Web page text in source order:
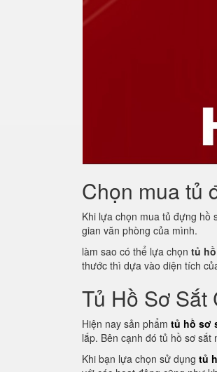
Chọn mua tủ
Khi lựa chọn mua tủ đựng hồ
gian văn phòng của mình.
làm sao có thể lựa chọn tủ
thước thì dựa vào diện tích
Tủ Hồ Sơ Sắt
Hiện nay sản phẩm tủ hồ sơ
lắp. Bên cạnh đó tủ hồ sơ
Khi bạn lựa chọn sử dụng tủ